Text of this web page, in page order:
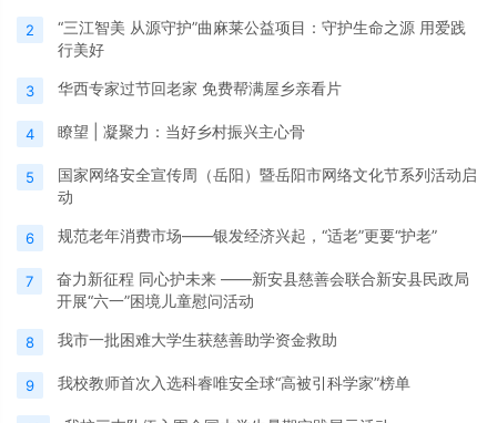
2
“三江智美 从源守护”曲麻莱公益项目：守护生命之源 用爱践
行美好
3 华西专家过节回老家 免费帮满屋乡亲看片
4 瞭望 | 凝聚力：当好乡村振兴主心骨
5
国家网络安全宣传周（岳阳）暨岳阳市网络文化节系列活动启
动
6 规范老年消费市场——银发经济兴起，“适老”更要“护老”
7
奋力新征程 同心护未来 ——新安县慈善会联合新安县民政局
开展“六一”困境儿童慰问活动
8 我市一批困难大学生获慈善助学资金救助
9 我校教师首次入选科睿唯安全球“高被引科学家”榜单